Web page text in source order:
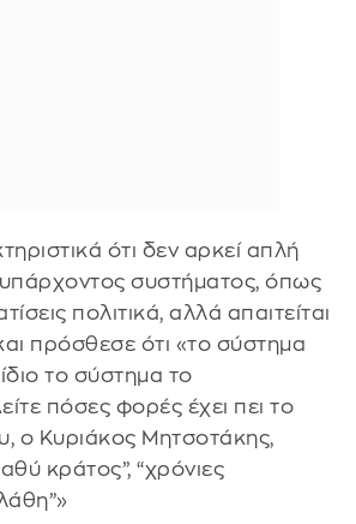
ότι δεν αρκεί απλή
υπάρχοντος συστήματος, όπως
πολιτικά, αλλά απαιτείται
πρόσθεσε ότι «το σύστημα
το σύστημα το
πόσες φορές έχει πει το
ο Κυριάκος Μητσοτάκης,
κράτος”, “χρόνιες